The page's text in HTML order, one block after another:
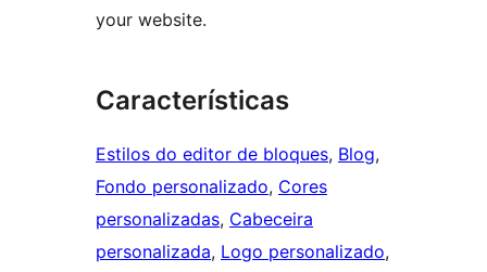
your website.
Características
Estilos do editor de bloques, Blog
Fondo personalizado, Cores
personalizadas, Cabeceira
personalizada, Logo personalizado